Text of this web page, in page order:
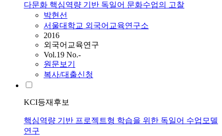
다문화 핵심역량 기반 독일어 문화수업의 고찰
박현선
서울대학교 외국어교육연구소
2016
외국어교육연구
Vol.19 No.-
원문보기
복사/대출신청
KCI등재후보
핵심역량 기반 프로젝트형 학습을 위한 독일어 수업모델
연구